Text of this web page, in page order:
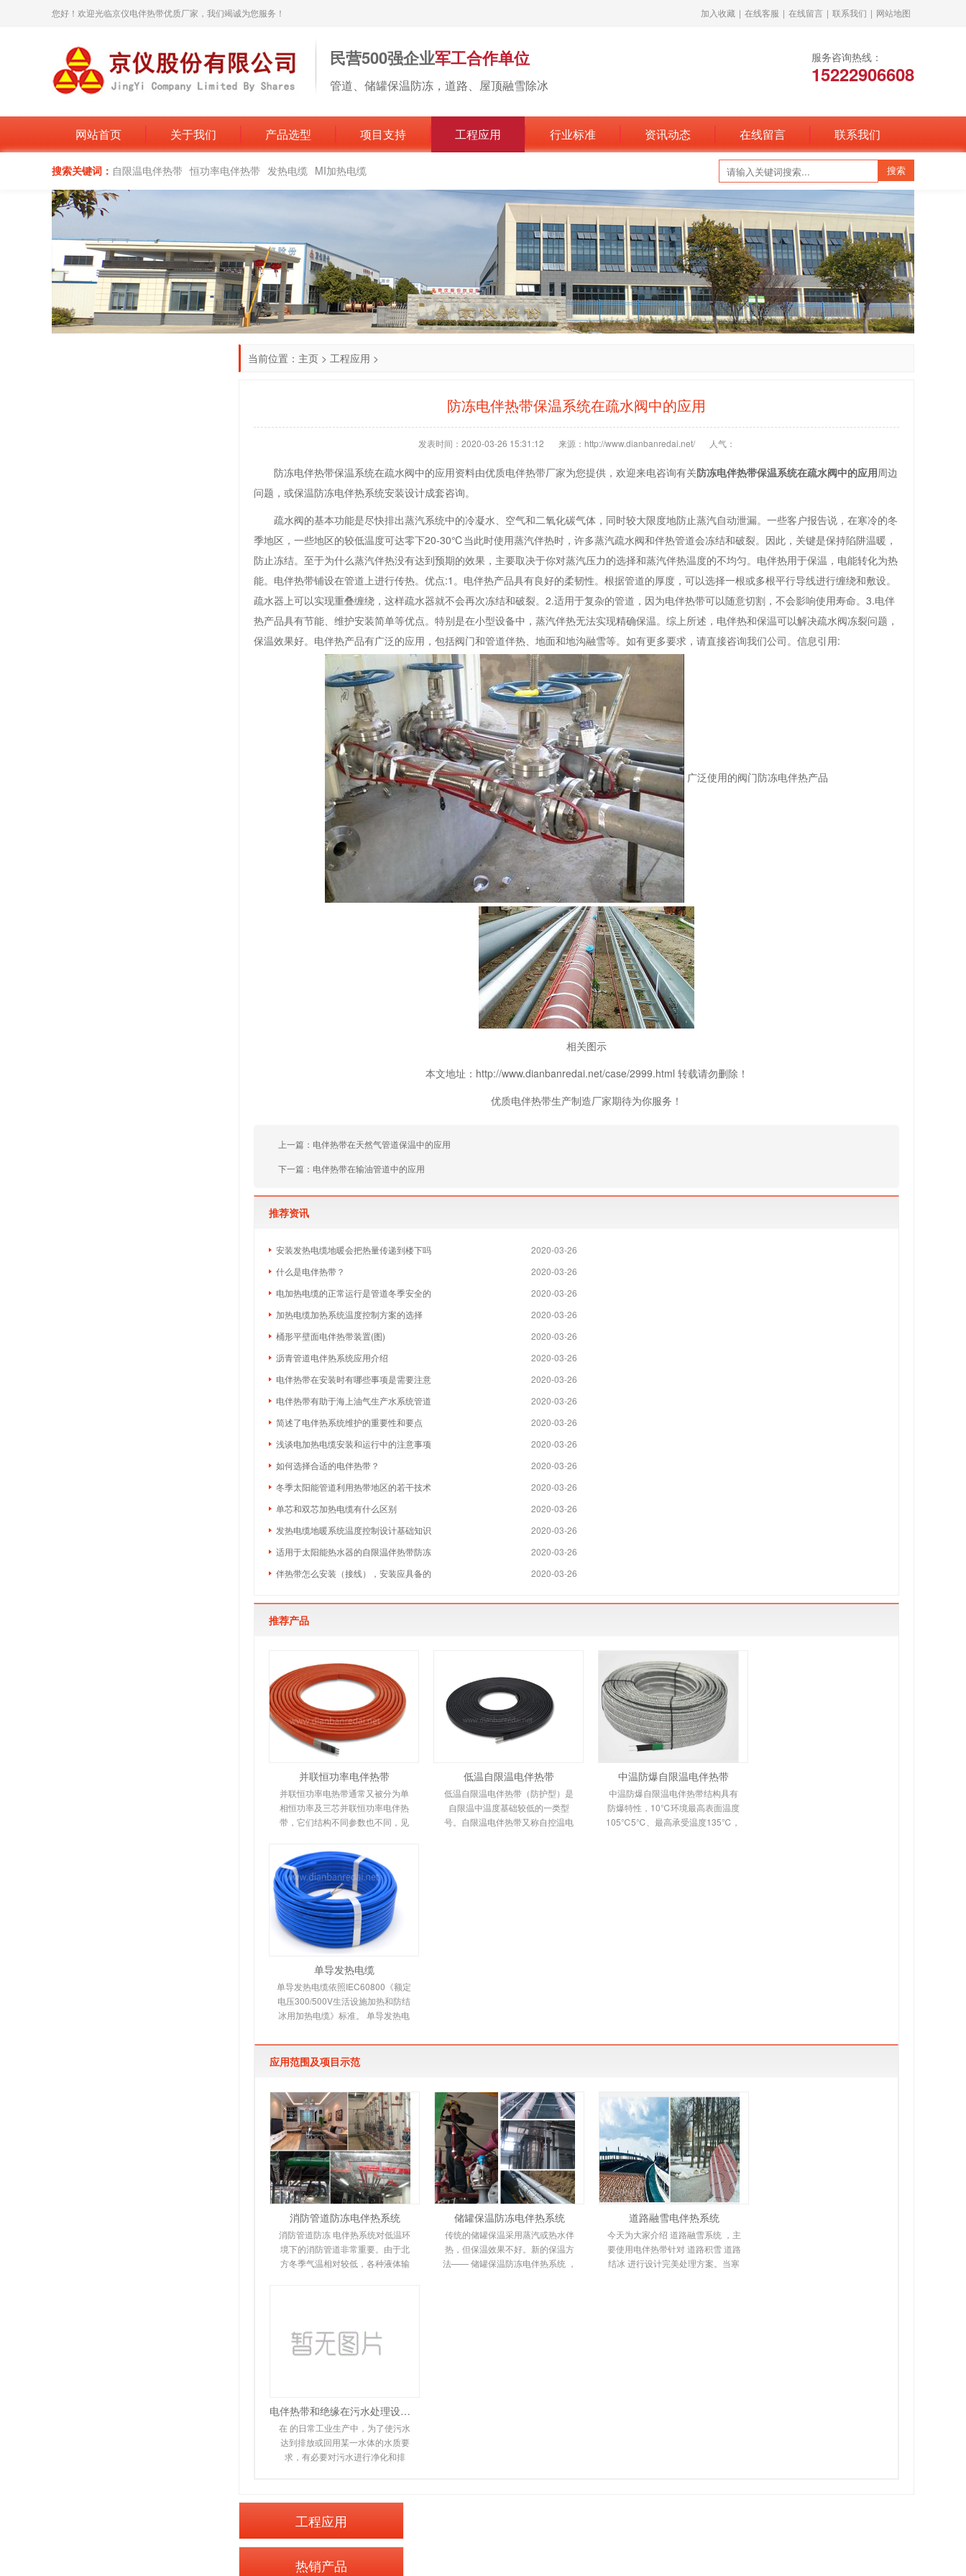
您好！欢迎光临京仪电伴热带优质厂家，我们竭诚为您服务！ 加入收藏 | 在线客服 | 在线留言 | 联系我们 | 网站地图
民营500强企业军工合作单位
管道、储罐保温防冻，道路、屋顶融雪除冰
服务咨询热线：
15222906608
网站首页 关于我们 产品选型 项目支持 工程应用 行业标准 资讯动态 在线留言 联系我们
搜索关键词： 自限温电伴热带 恒功率电伴热带 发热电缆 MI加热电缆
当前位置： 主页 > 工程应用 >
防冻电伴热带保温系统在疏水阀中的应用
发表时间：2020-03-26 15:31:12 来源：http://www.dianbanredai.net/ 人气：
防冻电伴热带保温系统在疏水阀中的应用资料由优质电伴热带厂家为您提供，欢迎来电咨询有关防冻电伴热带保温系统在疏水阀中的应用周边
问题，或保温防冻电伴热系统安装设计成套咨询。
疏水阀的基本功能是尽快排出蒸汽系统中的冷凝水、空气和二氧化碳气体，同时较大限度地防止蒸汽自动泄漏。一些客户报告说，在寒冷的冬
季地区，一些地区的较低温度可达零下20-30℃当此时使用蒸汽伴热时，许多蒸汽疏水阀和伴热管道会冻结和破裂。因此，关键是保持陷阱温暖，
防止冻结。至于为什么蒸汽伴热没有达到预期的效果，主要取决于你对蒸汽压力的选择和蒸汽伴热温度的不均匀。电伴热用于保温，电能转化为热
能。电伴热带铺设在管道上进行传热。优点:1。电伴热产品具有良好的柔韧性。根据管道的厚度，可以选择一根或多根平行导线进行缠绕和敷设。
疏水器上可以实现重叠缠绕，这样疏水器就不会再次冻结和破裂。2.适用于复杂的管道，因为电伴热带可以随意切割，不会影响使用寿命。3.电伴
热产品具有节能、维护安装简单等优点。特别是在小型设备中，蒸汽伴热无法实现精确保温。综上所述，电伴热和保温可以解决疏水阀冻裂问题，
保温效果好。电伴热产品有广泛的应用，包括阀门和管道伴热、地面和地沟融雪等。如有更多要求，请直接咨询我们公司。信息引用:
广泛使用的阀门防冻电伴热产品
相关图示
本文地址：http://www.dianbanredai.net/case/2999.html 转载请勿删除！
优质电伴热带生产制造厂家期待为你服务！
上一篇： 电伴热带在天然气管道保温中的应用
下一篇： 电伴热带在输油管道中的应用
推荐资讯
2020-03-26
安装发热电缆地暖会把热量传递到楼下吗
2020-03-26
什么是电伴热带？
2020-03-26
电加热电缆的正常运行是管道冬季安全的
2020-03-26
加热电缆加热系统温度控制方案的选择
2020-03-26
桶形平壁面电伴热带装置(图)
2020-03-26
沥青管道电伴热系统应用介绍
2020-03-26
电伴热带在安装时有哪些事项是需要注意
2020-03-26
电伴热带有助于海上油气生产水系统管道
2020-03-26
简述了电伴热系统维护的重要性和要点
2020-03-26
浅谈电加热电缆安装和运行中的注意事项
2020-03-26
如何选择合适的电伴热带？
2020-03-26
冬季太阳能管道利用热带地区的若干技术
2020-03-26
单芯和双芯加热电缆有什么区别
2020-03-26
发热电缆地暖系统温度控制设计基础知识
2020-03-26
适用于太阳能热水器的自限温伴热带防冻
2020-03-26
伴热带怎么安装（接线），安装应具备的
推荐产品
并联恒功率电伴热带
并联恒功率电热带通常又被分为单
相恒功率及三芯并联恒功率电伴热
带，它们结构不同参数也不同，见
是由多个发热节在
低温自限温电伴热带
低温自限温电伴热带（防护型）是
自限温中温度基础较低的一类型
号。自限温电伴热带又称自控温电
中温防爆自限温电伴热带
中温防爆自限温电伴热带结构具有
防爆特性，10℃环境最高表面温度
105℃5℃、最高承受温度135℃，
单导发热电缆
单导发热电缆依照IEC60800《额定
电压300/500V生活设施加热和防结
冰用加热电缆》标准。 单导发热电
烯绝缘，铝带屏蔽，防
应用范围及项目示范
消防管道防冻电伴热系统
消防管道防冻 电伴热系统对低温环
境下的消防管道非常重要。由于北
方冬季气温相对较低，各种液体输
储罐保温防冻电伴热系统
传统的储罐保温采用蒸汽或热水伴
热，但保温效果不好。新的保温方
法—— 储罐保温防冻电伴热系统 ，
道路融雪电伴热系统
今天为大家介绍 道路融雪系统 ，主
要使用电伴热带针对 道路积雪 道路
结冰 进行设计完美处理方案。当寒
电伴热带和绝缘在污水处理设备中的应用
在 的日常工业生产中，为了使污水
达到排放或回用某一水体的水质要
求，有必要对污水进行净化和排
工程应用
热销产品